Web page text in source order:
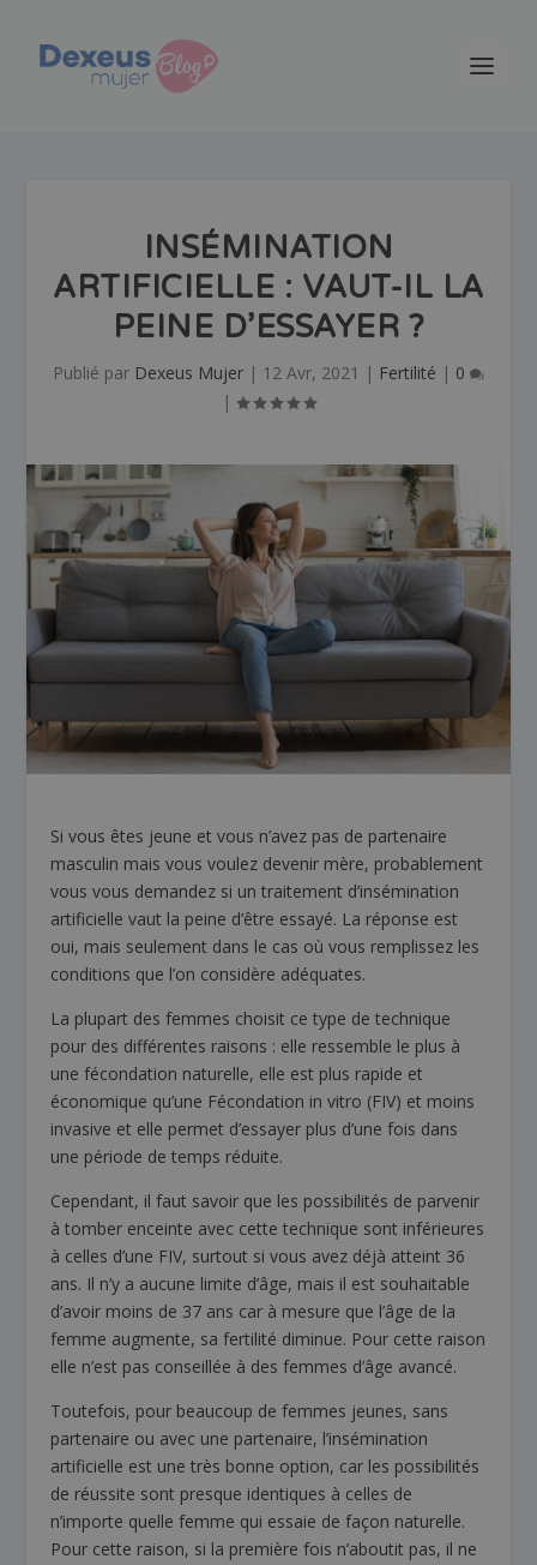
INSÉMINATION
ARTIFICIELLE : VAUT-IL LA
PEINE D’ESSAYER ?
Publié par Dexeus Mujer | 12 Avr, 2021 | Fertilité | 0
|
Si vous êtes jeune et vous n’avez pas de partenaire
masculin mais vous voulez devenir mère, probablement
vous vous demandez si un traitement d’insémination
artificielle vaut la peine d’être essayé. La réponse est
oui, mais seulement dans le cas où vous remplissez les
conditions que l’on considère adéquates.
La plupart des femmes choisit ce type de technique
pour des différentes raisons : elle ressemble le plus à
une fécondation naturelle, elle est plus rapide et
économique qu’une Fécondation in vitro (FIV) et moins
invasive et elle permet d’essayer plus d’une fois dans
une période de temps réduite.
Cependant, il faut savoir que les possibilités de parvenir
à tomber enceinte avec cette technique sont inférieures
à celles d’une FIV, surtout si vous avez déjà atteint 36
ans. Il n’y a aucune limite d’âge, mais il est souhaitable
d’avoir moins de 37 ans car à mesure que l’âge de la
femme augmente, sa fertilité diminue. Pour cette raison
elle n’est pas conseillée à des femmes d’âge avancé.
Toutefois, pour beaucoup de femmes jeunes, sans
partenaire ou avec une partenaire, l’insémination
artificielle est une très bonne option, car les possibilités
de réussite sont presque identiques à celles de
n’importe quelle femme qui essaie de façon naturelle.
Pour cette raison, si la première fois n’aboutit pas, il ne